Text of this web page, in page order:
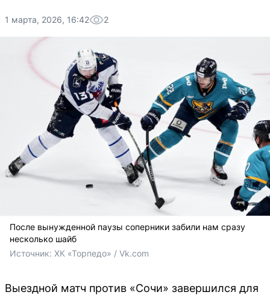
1 марта, 2026, 16:42 2
После вынужденной паузы соперники забили нам сразу
несколько шайб
Источник: ХК «Торпедо» / Vk.com
Выездной матч против «Сочи» завершился для